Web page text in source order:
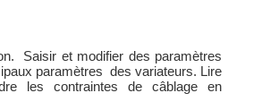
Saisir et modifier des paramètres
paramètres des variateurs. Lire
les contraintes de câblage en